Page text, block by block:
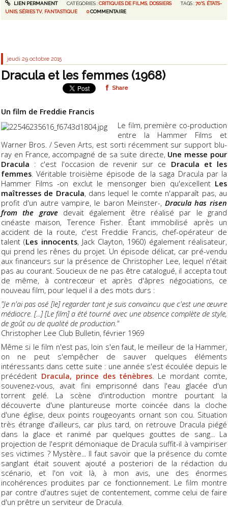
LIEN PERMANENT CATÉGORIES :CRITIQUES DE FILMS, DOSSIERS TAGS :70'S, ÉTATS-
UNIS,SÉRIES TV FANTASTIQUE 0COMMENTAIRE
jeudi 29 octobre 2015
Dracula et les femmes (1968)
Share
Un film de Freddie Francis
Le film, première co-production
entre la Hammer Films et
Warner Bros. / Seven Arts, est sorti récemment sur support blu-
ray en France, accompagné de sa suite directe, Une messe pour
Dracula : c'est l'occasion de revenir sur ce Dracula et les
femmes. Véritable troisième épisode de la saga Dracula par la
Hammer Films -on exclut le mensonger bien qu'excellent Les
maîtresses de Dracula, dans lequel le comte n'apparaît pas, au
profit d'un autre vampire, le baron Meinster-, Dracula has risen
from the gravedevait également être réalisé par le grand
cinéaste maison, Terence Fisher. Étant immobilisé après un
accident de la route, c'est Freddie Francis, chef-opérateur de
talent (Les innocents, Jack Clayton, 1960) également réalisateur,
qui prend les rênes du projet. Un épisode délicat, car pré-vendu
aux financeurs sur la présence de Christopher Lee, lequel n'était
pas au courant. Soucieux de ne pas être catalogué, il accepta tout
de même, à contrecœur et après d'âpres négociations, ce
nouveau film, pour lequel il a des mots durs :
"Je n'ai pas osé [le] regarder tant je suis convaincu que c'est une œuvre
médiocre. [...] [Le film] a été tourné avec une absence complète de style,
de goût ou de qualité de production."
Christopher Lee Club Bulletin, février 1969
Même si le film n'est pas, loin s'en faut, le meilleur de la Hammer,
on ne peut s'empêcher de sauver quelques éléments
intéressants dans cette suite : une année s'est écoulée depuis le
précédent Dracula, prince des ténèbres. Le mordant comte,
souvenez-vous, avait fini emprisonné dans l'eau glacée d'un
torrent gelé. La scène d'introduction montre pourtant la
découverte d'une plantureuse morte coincée dans la cloche
d'une église, deux points rougeoyants ornant son cou. Situation
très étrange d'ailleurs, car plus tard, on retrouve Dracula piégé
dans la glace et ranimé par quelques gouttes de sang... La
projection de l'esprit démoniaque de Dracula suffit-il à vampiriser
ses victimes ? Mystère... Il faut savoir que la présence du comte
sanglant était souvent ajouté a posteriori de la rédaction du
scénario, et l'on voit là, à mon avis, une des énormes
incohérences produites par ce fonctionnement. Le film montre
par contre d'autres sujet de contentement, comme celui de faire
d'un prêtre un serviteur de Dracula.